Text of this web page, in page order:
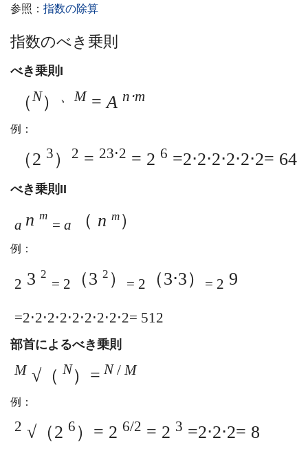
参照： 指数の除算
指数のべき乗則
べき乗則I
（N） 、M =A n⋅m
例：
（2 3 ） 2 = 23⋅2 = 2 6 =2⋅2⋅2⋅2⋅2⋅2= 64
べき乗則II
a n m
= a （ n m ）
例：
2 3 2
= 2 （3 2 ） = 2 （3⋅3） = 2 9
=2⋅2⋅2⋅2⋅2⋅2⋅2⋅2⋅2= 512
部首によるべき乗則
M √（ N）= N/M
例：
2 √（2 6 ）= 2 6/2 = 2 3 =2⋅2⋅2= 8